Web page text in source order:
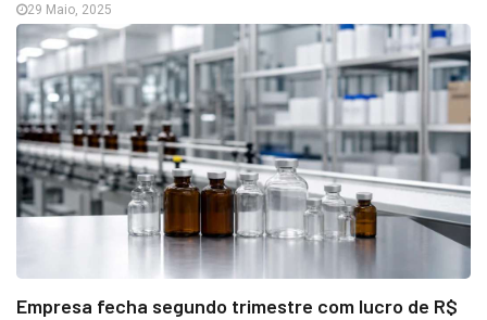
29 Maio, 2025
Empresa fecha segundo trimestre com lucro de R$